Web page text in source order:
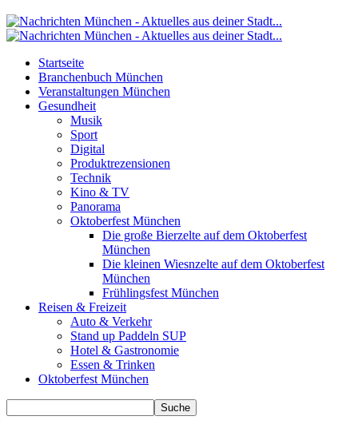
Startseite
Branchenbuch München
Veranstaltungen München
Gesundheit
Musik
Sport
Digital
Produktrezensionen
Technik
Kino & TV
Panorama
Oktoberfest München
Die große Bierzelte auf dem Oktoberfest
München
Die kleinen Wiesnzelte auf dem Oktoberfest
München
Frühlingsfest München
Reisen & Freizeit
Auto & Verkehr
Stand up Paddeln SUP
Hotel & Gastronomie
Essen & Trinken
Oktoberfest München